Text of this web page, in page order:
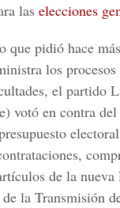
las elecciones
que pidió hace
los
el partido
votó en contra
electoral
de la
la Transmisión